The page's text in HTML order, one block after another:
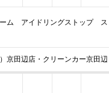
ーム アイドリングストップ ス
京田辺店・クリーンカー京田辺